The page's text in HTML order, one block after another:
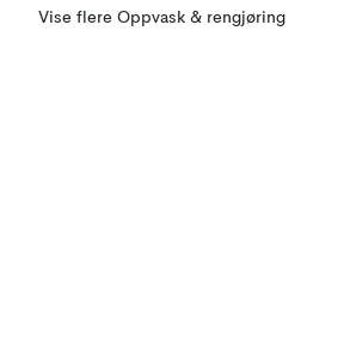
Vise flere Oppvask & rengjøring